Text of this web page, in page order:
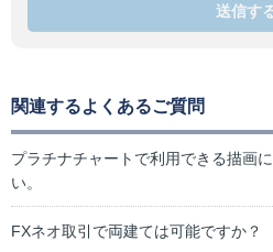
送信す
関連するよくあるご質問
プラチナチャートで利用できる描画
い。
FXネオ取引で両建ては可能ですか？